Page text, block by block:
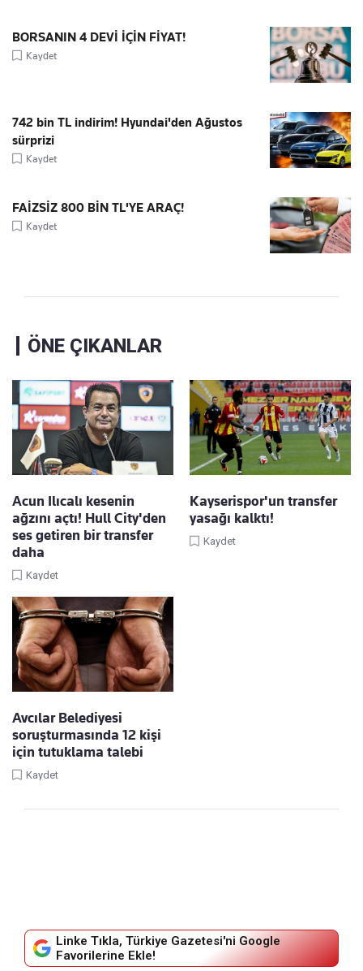
BORSANIN 4 DEVİ İÇİN FİYAT!
Kaydet
742 bin TL indirim! Hyundai'den Ağustos
sürprizi
Kaydet
FAİZSİZ 800 BİN TL'YE ARAÇ!
Kaydet
ÖNE ÇIKANLAR
Acun Ilıcalı kesenin
ağzını açtı! Hull City'den
ses getiren bir transfer
daha
Kaydet
Kayserispor'un transfer
yasağı kalktı!
Kaydet
Avcılar Belediyesi
soruşturmasında 12 kişi
için tutuklama talebi
Kaydet
Linke Tıkla, Türkiye Gazetesi'ni Google
Favorilerine Ekle!